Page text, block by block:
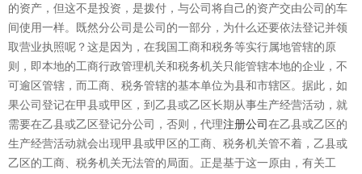
的资产，但这不是投资，是拨付，与公司将自己的资产交由公司的车
间使用一样。既然分公司是公司的一部分，为什么还要依法登记并领
取营业执照呢？这是因为，在我国工商和税务等实行属地管辖的原
则，即本地的工商行政管理机关和税务机关只能管辖本地的企业，不
可逾区管辖，而工商、税务管辖的基本单位为县和市辖区。据此，如
果公司登记在甲县或甲区，到乙县或乙区长期从事生产经营活动，就
需要在乙县或乙区登记分公司，否则，代理注册公司在乙县或乙区的
生产经营活动就会出现甲县或甲区的工商、税务机关管不着，乙县或
乙区的工商、税务机关无法管的局面。正是基于这一原由，有关工